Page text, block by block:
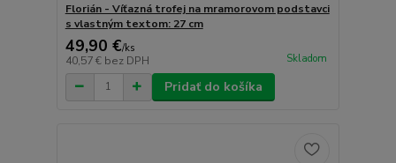
Florián - Víťazná trofej na mramorovom podstavci
s vlastným textom: 27 cm
49,90 €/ks
40,57 € bez DPH Skladom
Pridať do košíka